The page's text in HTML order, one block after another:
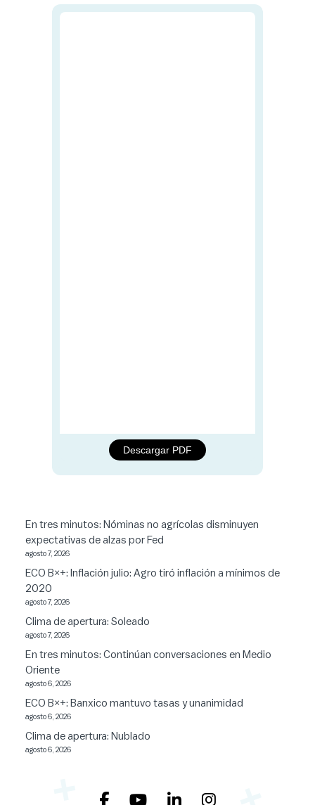
Descargar PDF
En tres minutos: Nóminas no agrícolas disminuyen
expectativas de alzas por Fed
agosto 7, 2026
ECO B×+: Inflación julio: Agro tiró inflación a mínimos de
2020
agosto 7, 2026
Clima de apertura: Soleado
agosto 7, 2026
En tres minutos: Continúan conversaciones en Medio
Oriente
agosto 6, 2026
ECO B×+: Banxico mantuvo tasas y unanimidad
agosto 6, 2026
Clima de apertura: Nublado
agosto 6, 2026